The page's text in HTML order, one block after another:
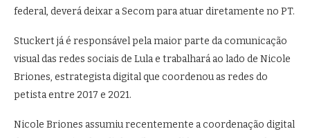
federal, deverá deixar a Secom para atuar diretamente no PT.
Stuckert já é responsável pela maior parte da comunicação
visual das redes sociais de Lula e trabalhará ao lado de Nicole
Briones, estrategista digital que coordenou as redes do
petista entre 2017 e 2021.
Nicole Briones assumiu recentemente a coordenação digital